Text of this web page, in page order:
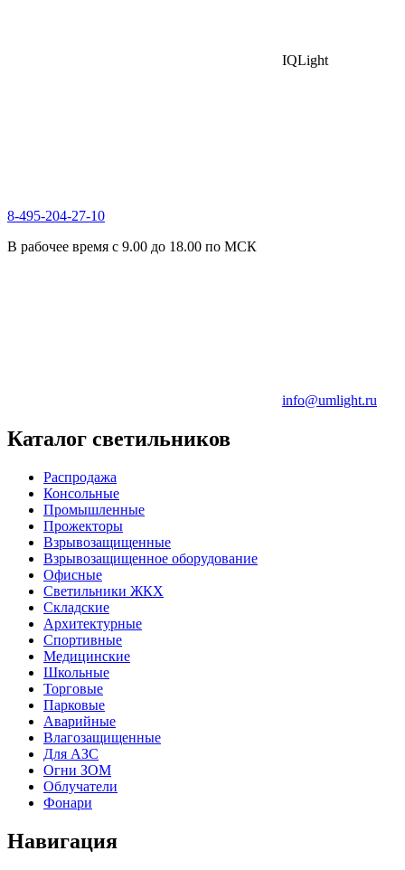
IQLight
8-495-204-27-10
В рабочее время с 9.00 до 18.00 по МСК
info@umlight.ru
Каталог светильников
Распродажа
Консольные
Промышленные
Прожекторы
Взрывозащищенные
Взрывозащищенное оборудование
Офисные
Cветильники ЖКХ
Складские
Архитектурные
Спортивные
Медицинские
Школьные
Торговые
Парковые
Аварийные
Влагозащищенные
Для АЗС
Огни ЗОМ
Облучатели
Фонари
Навигация